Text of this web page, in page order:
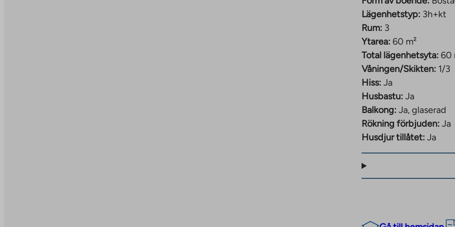
Lägenhetstyp: 3h+kt
Rum: 3
Ytarea: 60 m²
Total lägenhetsyta: 60
Våningen/Skikten: 1/3
Hiss: Ja
Husbastu: Ja
Balkong: Ja, glaserad
Rökning förbjuden: Ja
Husdjur tillåtet: Ja